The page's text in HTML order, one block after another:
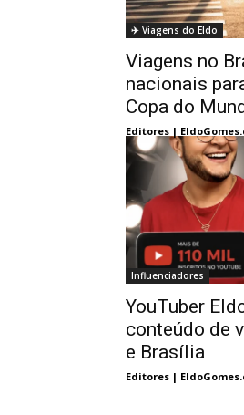
✈️ Viagens do Eldo
Viagens no
nacionais
Copa do
Editores |
Influenciadores
YouTuber
conteúdo de
e Brasília
Editores |